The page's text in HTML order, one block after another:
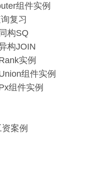
组件实例
复习
构SQ
构JOIN
实例
组件实例
组件实例
案例